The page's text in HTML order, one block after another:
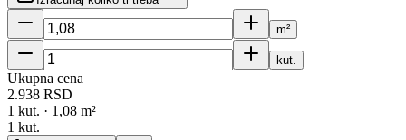
m²
kut.
Ukupna cena
2.938 RSD
1 kut. · 1,08 m²
1 kut.